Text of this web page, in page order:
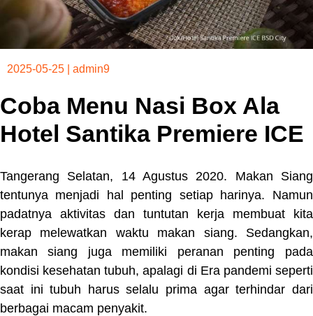
2025-05-25 admin9
Coba Menu Nasi Box Ala
Hotel Santika Premiere ICE
Tangerang Selatan, 14 Agustus 2020. Makan Siang
tentunya menjadi hal penting setiap harinya. Namun
padatnya aktivitas dan tuntutan kerja membuat kita
kerap melewatkan waktu makan siang. Sedangkan,
makan siang juga memiliki peranan penting pada
kondisi kesehatan tubuh, apalagi di Era pandemi seperti
saat ini tubuh harus selalu prima agar terhindar dari
berbagai macam penyakit.